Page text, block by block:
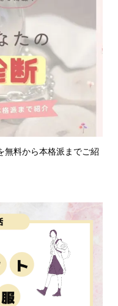
無料から本格派までご紹